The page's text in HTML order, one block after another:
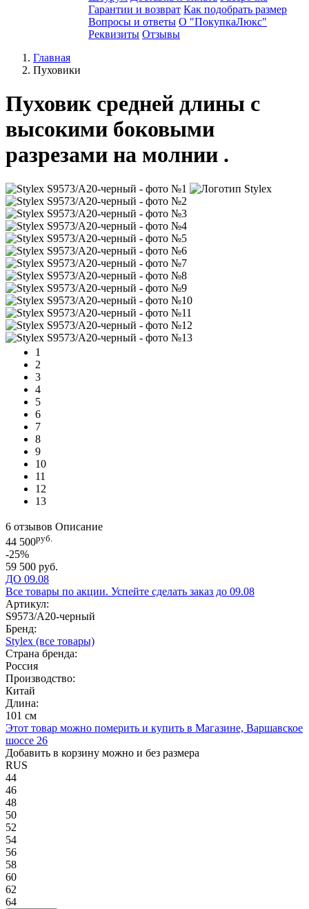
Гарантии и возврат Как подобрать размер
Вопросы и ответы О "ПокупкаЛюкс"
Реквизиты Отзывы
Главная
Пуховики
Пуховик средней длины с
высокими боковыми
разрезами на молнии .
1
2
3
4
5
6
7
8
9
10
11
12
13
6 отзывов Описание
44 500руб.
-25%
59 500 руб.
ДО 09.08
Все товары по акции. Успейте сделать заказ до 09.08
Артикул:
S9573/А20-черный
Бренд:
Stylex (все товары)
Страна бренда:
Россия
Производство:
Китай
Длина:
101 см
Этот товар можно померить и купить в Магазине, Варшавское
шоссе 26
Добавить в корзину можно и без размера
RUS
44
46
48
50
52
54
56
58
60
62
64